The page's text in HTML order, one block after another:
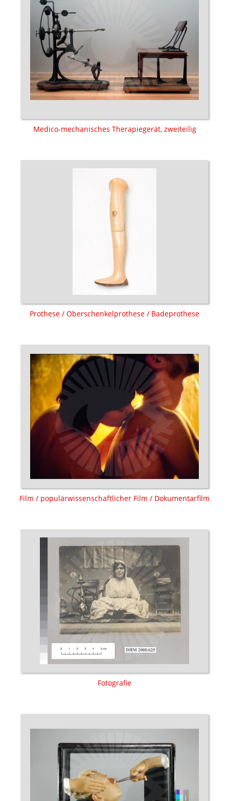
Medico-mechanisches Therapiegerät, zweiteilig
Prothese / Oberschenkelprothese / Badeprothese
Film / populärwissenschaftlicher Film / Dokumentarfilm
Fotografie